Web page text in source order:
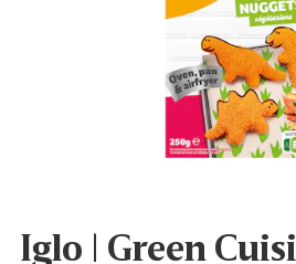
Iglo | Green